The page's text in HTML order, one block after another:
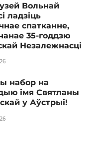
Вольнай
ладзіць
спатканне,
35-годдзю
Незалежнасці
набор на
імя Святланы
у Аўстрыі!